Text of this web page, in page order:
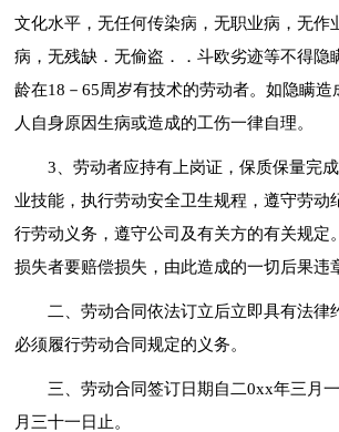
文化水平，无任何传染病，无职业病，无作
病，无残缺．无偷盗．．斗欧劣迹等不得隐
龄在18－65周岁有技术的劳动者。如隐瞒造
人自身原因生病或造成的工伤一律自理。
3、劳动者应持有上岗证，保质保量完
业技能，执行劳动安全卫生规程，遵守劳动
行劳动义务，遵守公司及有关方的有关规定
损失者要赔偿损失，由此造成的一切后果违
二、劳动合同依法订立后立即具有法律
必须履行劳动合同规定的义务。
三、劳动合同签订日期自二0xx年三月
月三十一日止。